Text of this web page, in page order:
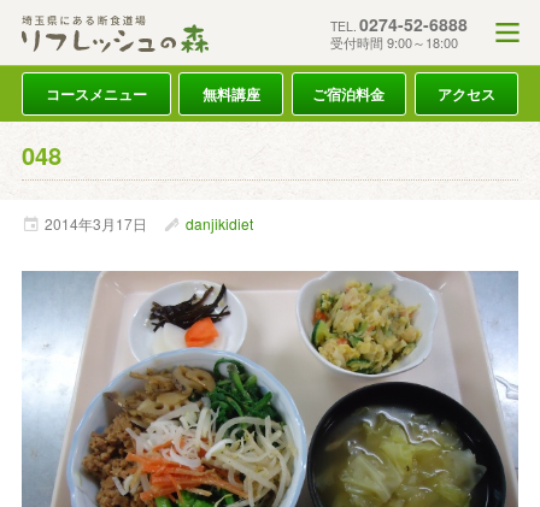
TEL. 0274-52-6888
受付時間 9:00～18:00
コースメニュー 無料講座 ご宿泊料金 アクセス
048
2014年3月17日 danjikidiet